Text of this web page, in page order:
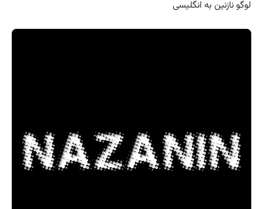
لوگو نازنین به انگلیسی